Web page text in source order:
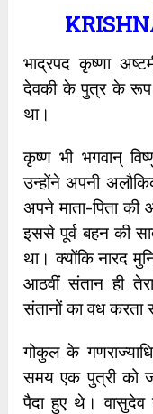
भाद्रपद कृष्णा
देवकी के पुत्र के रूप
था।
कृष्ण भी भगवान्
उन्होंने अपनी
अपने माता-पिता
इससे पूर्व बहन की
था। क्योंकि नारद
आठवीं संतान ही
संतानों का वध करता
गोकुल के
समय एक पुत्री को
पैदा हुए थे।